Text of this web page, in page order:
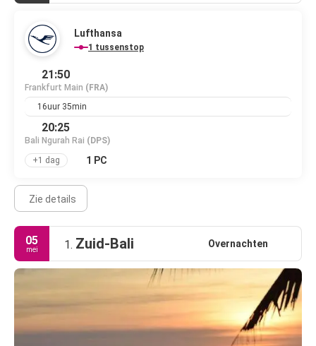
Lufthansa
1 tussenstop
21:50
Frankfurt Main (FRA)
16uur 35min
20:25
Bali Ngurah Rai (DPS)
+1 dag
1 PC
Zie details
05
mei 1. Zuid-Bali Overnachten